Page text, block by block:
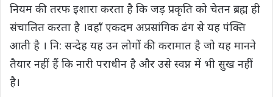
नियम की तरफ इशारा करता है कि जड़ प्रकृति को चेतन ब्रह्म ही
संचालित करता है ।वहाँ एकदम अप्रसांगिक ढंग से यह पंक्ति
आती है । नि: सन्देह यह उन लोगों की करामात है जो यह मानने
तैयार नहीं हैं कि नारी पराधीन है और उसे स्वप्न में भी सुख नहीं
है।